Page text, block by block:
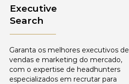
Executive
Search
Garanta os melhores executivos de
vendas e marketing do mercado,
com o expertise de headhunters
especializados em recrutar para